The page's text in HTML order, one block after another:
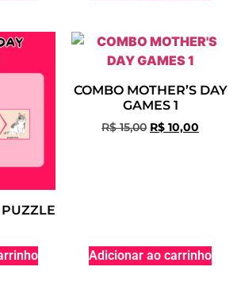
PUZZLE
COMBO MOTHER’S DAY
GAMES 1
R$15,00 R$ 10,00
Adicionar ao carrinho